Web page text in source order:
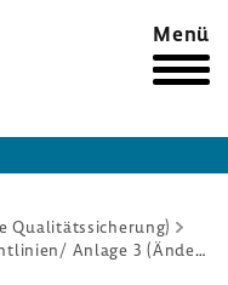
Menü
Qualitätssicherung)
Mutterschafts-Richtlinien/ Anlage 3 (Änderung Mutterpass)